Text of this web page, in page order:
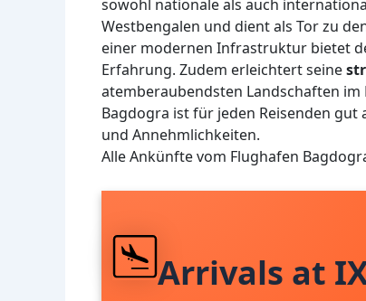
sowohl nationale als auch
Westbengalen und dient als Tor zu
einer modernen Infrastruktur bietet
Erfahrung. Zudem erleichtert seine
atemberaubendsten Landschaften
Bagdogra ist für jeden Reisenden
und Annehmlichkeiten.
Alle Ankünfte vom Flughafen
Arrivals at